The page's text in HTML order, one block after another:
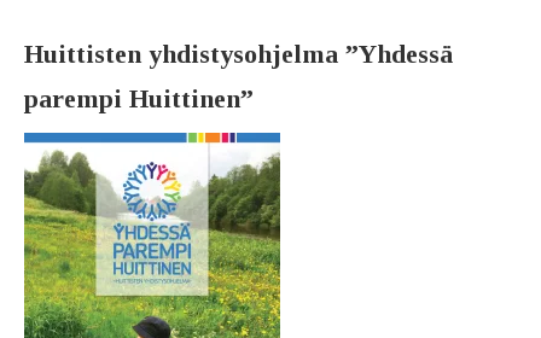
Huittisten yhdistysohjelma ”Yhdessä
parempi Huittinen”